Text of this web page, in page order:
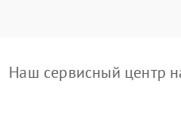
Наш сервисный центр